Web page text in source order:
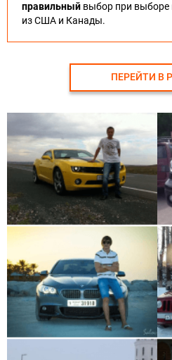
правильный выбор при
из США и Канады.
ПЕРЕЙТИ В